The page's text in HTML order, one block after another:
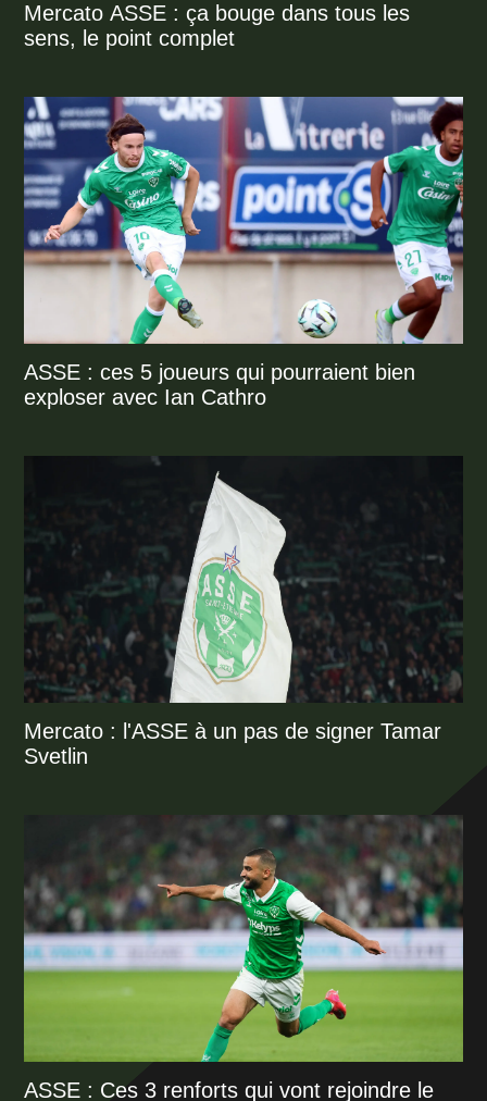
Mercato ASSE : ça bouge dans tous les
sens, le point complet
ASSE : ces 5 joueurs qui pourraient bien
exploser avec Ian Cathro
Mercato : l'ASSE à un pas de signer Tamar
Svetlin
ASSE : Ces 3 renforts qui vont rejoindre le